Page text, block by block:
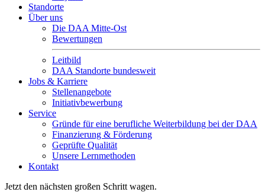
Standorte
Über uns
Die DAA Mitte-Ost
Bewertungen
Leitbild
DAA Standorte bundesweit
Jobs & Karriere
Stellenangebote
Initiativbewerbung
Service
Gründe für eine berufliche Weiterbildung bei der DAA
Finanzierung & Förderung
Geprüfte Qualität
Unsere Lernmethoden
Kontakt
Jetzt den nächsten großen Schritt wagen.